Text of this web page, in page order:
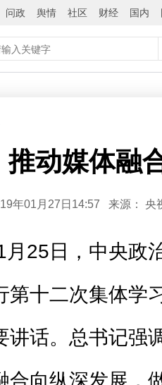
问政 舆情 社区 财经 国内
推动媒体融
年01月27日14:57 来源： 央
月25日，中央政
第十二次集体学
讲话。总书记强
合向纵深发展，